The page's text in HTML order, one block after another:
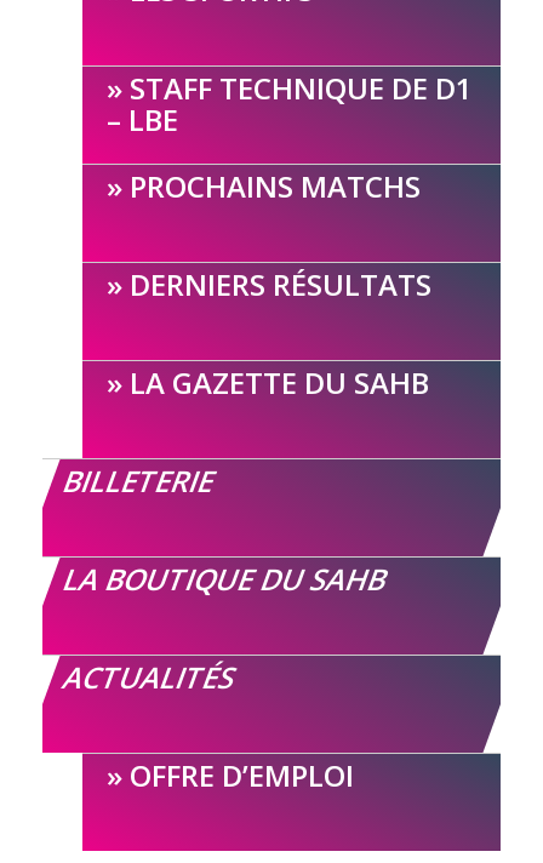
STAFF TECHNIQUE DE D1
– LBE
PROCHAINS MATCHS
DERNIERS RÉSULTATS
LA GAZETTE DU SAHB
BILLETERIE
LA BOUTIQUE DU SAHB
ACTUALITÉS
OFFRE D’EMPLOI